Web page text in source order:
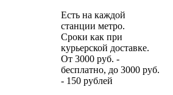
Есть на каждой
станции метро.
Сроки как при
курьерской доставке.
От 3000 руб. -
бесплатно, до 3000 руб.
- 150 рублей